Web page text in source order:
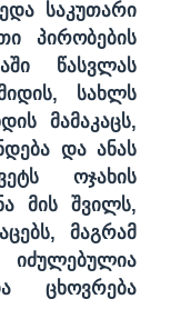
საკუთარი
პირობების
წასვლას
სახლს
მამაკაცს,
და ანას
ოჯახის
მის შვილს,
მაგრამ
ცხოვრება